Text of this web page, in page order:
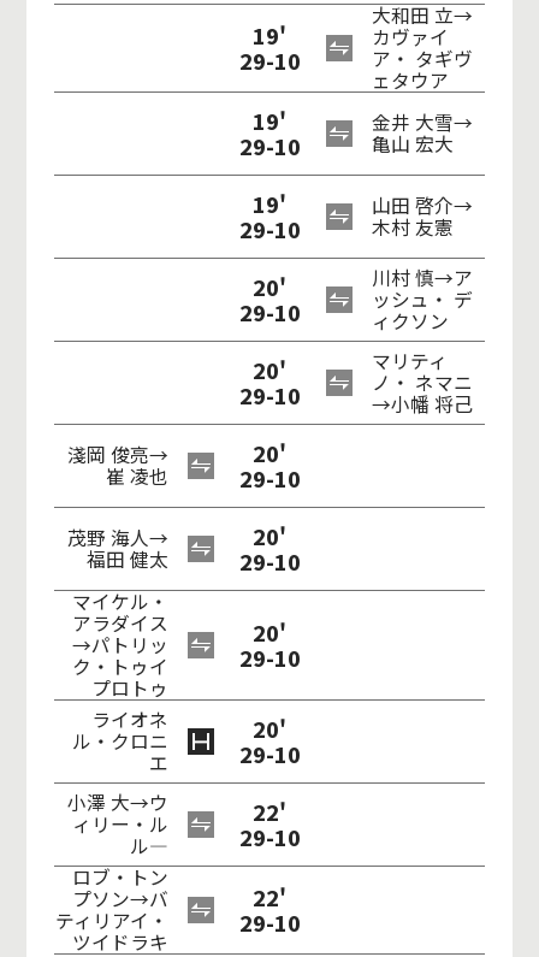
19'
29-10
大和田 立→
カヴァイ
ア・ タギヴ
ェタウア
19'
29-10
金井 大雪→
亀山 宏大
19'
29-10
山田 啓介→
木村 友憲
20'
29-10
川村 慎→ア
ッシュ・ デ
ィクソン
20'
29-10
マリティ
ノ・ ネマニ
→小幡 将己
淺岡 俊亮→
崔 凌也
20'
29-10
茂野 海人→
福田 健太
20'
29-10
マイケル・
アラダイス
→パトリッ
ク・トゥイ
プロトゥ
20'
29-10
ライオネ
ル・クロニ
エ
20'
29-10
小澤 大→ウ
ィリー・ル
ル―
22'
29-10
ロブ・トン
プソン→バ
ティリアイ・
ツイドラキ
22'
29-10